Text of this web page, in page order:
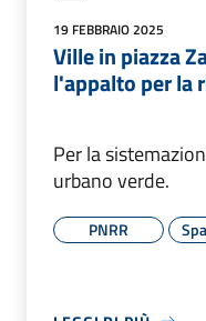
19 FEBBRAIO 2025
Ville in piazza
l'appalto per la
Per la
urbano verde.
PNRR